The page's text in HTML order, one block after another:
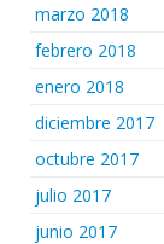
marzo 2018
febrero 2018
enero 2018
diciembre 2017
octubre 2017
julio 2017
junio 2017